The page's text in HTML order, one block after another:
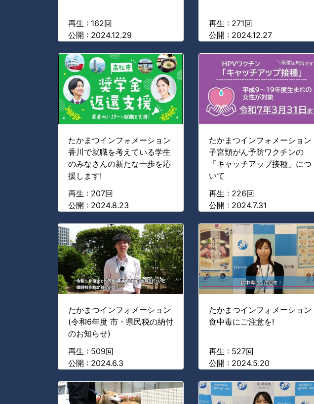
再生 : 162回
公開 : 2024.12.29
再生 : 271回
公開 : 2024.12.27
たかまつインフォメーション
香川で就職を考えている学生
のみなさんの新たな一歩を応
援します!
再生 : 207回
公開 : 2024.8.23
たかまつインフォメーション
子宮頸がん予防ワクチンの
「キャッチアップ接種」につ
いて
再生 : 226回
公開 : 2024.7.31
たかまつインフォメーション
(令和6年度 市・県民税の納付
のお知らせ)
再生 : 509回
公開 : 2024.6.3
たかまつインフォメーション
食中毒にご注意を!
再生 : 527回
公開 : 2024.5.20